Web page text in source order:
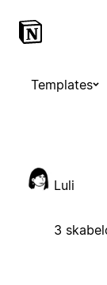
Templates
Luli
3